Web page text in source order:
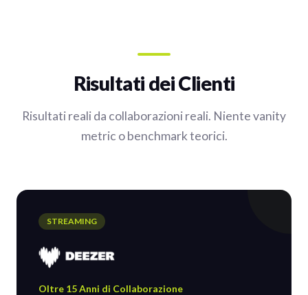
Risultati dei Clienti
Risultati reali da collaborazioni reali. Niente vanity
metric o benchmark teorici.
STREAMING
Oltre 15 Anni di Collaborazione